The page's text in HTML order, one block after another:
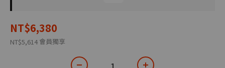
NT$6,380
NT$5,614 會員獨享